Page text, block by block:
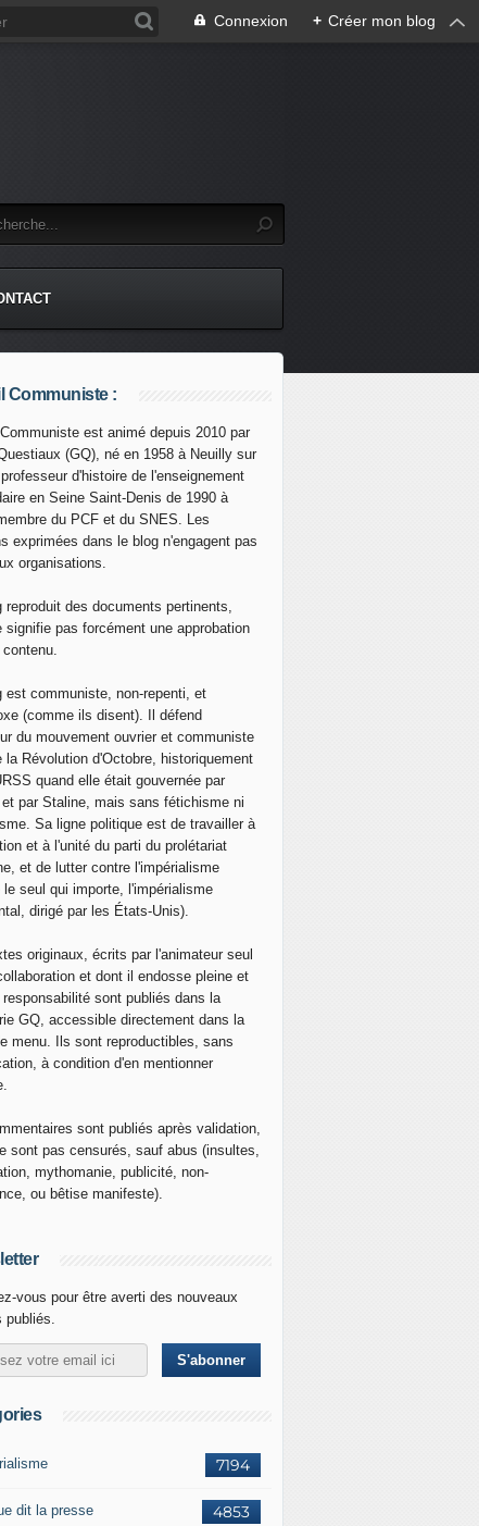
Connexion + Créer mon blog
Communiste :
est animé depuis 2010 par
(GQ), né en 1958 à Neuilly sur
d'histoire de l'enseignement
en Seine Saint-Denis de 1990 à
du PCF et du SNES. Les
exprimées dans le blog n'engagent pas
organisations.
reproduit des documents pertinents,
signifie pas forcément une approbation
est communiste, non-repenti, et
(comme ils disent). Il défend
du mouvement ouvrier et communiste
la Révolution d'Octobre, historiquement
quand elle était gouvernée par
et par Staline, mais sans fétichisme ni
Sa ligne politique est de travailler à
et à l'unité du parti du prolétariat
et de lutter contre l'impérialisme
le seul qui importe, l'impérialisme
dirigé par les États-Unis).
originaux, écrits par l'animateur seul
et dont il endosse pleine et
responsabilité sont publiés dans la
GQ, accessible directement dans la
menu. Ils sont reproductibles, sans
à condition d'en mentionner
sont publiés après validation,
sont pas censurés, sauf abus (insultes,
mythomanie, publicité, non-
ou bêtise manifeste).
vous pour être averti des nouveaux
publiés.
7194
4853
dit la presse